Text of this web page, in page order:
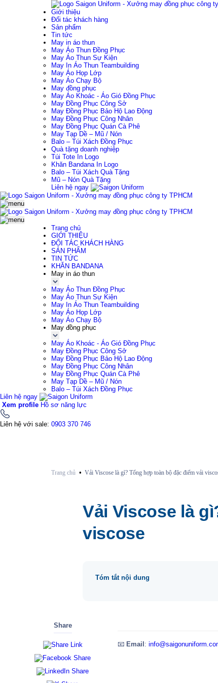
Giới thiệu
Đối tác khách hàng
Sản phẩm
Tin tức
May in áo thun
May Áo Thun Đồng Phục
May Áo Thun Sự Kiện
May In Áo Thun Teambuilding
May Áo Họp Lớp
May Áo Chạy Bộ
May đồng phục
May Áo Khoác - Áo Gió Đồng Phục
May Đồng Phục Công Sở
May Đồng Phục Bảo Hộ Lao Động
May Đồng Phục Công Nhân
May Đồng Phục Quán Cà Phê
May Tạp Dề – Mũ / Nón
Balo – Túi Xách Đồng Phục
Quà tặng doanh nghiệp
Túi Tote In Logo
Khăn Bandana In Logo
Balo – Túi Xách Quà Tặng
Mũ – Nón Quà Tặng
Liên hệ ngay
Trang chủ
GIỚI THIỆU
ĐỐI TÁC KHÁCH HÀNG
SẢN PHẨM
TIN TỨC
KHĂN BANDANA
May in áo thun
May Áo Thun Đồng Phục
May Áo Thun Sự Kiện
May In Áo Thun Teambuilding
May Áo Họp Lớp
May Áo Chạy Bộ
May đồng phục
May Áo Khoác - Áo Gió Đồng Phục
May Đồng Phục Công Sở
May Đồng Phục Bảo Hộ Lao Động
May Đồng Phục Công Nhân
May Đồng Phục Quán Cà Phê
May Tạp Dề – Mũ / Nón
Balo – Túi Xách Đồng Phục
Liên hệ ngay
Xem profile Hồ sơ năng lực
Liên hệ với sale: 0903 370 746
Trang chủ • Vải Viscose là gì? Tổng hợp toàn bộ đặc điểm vải
Vải Viscose là
viscose
Tóm tắt nội dung
Share
📧 Email: